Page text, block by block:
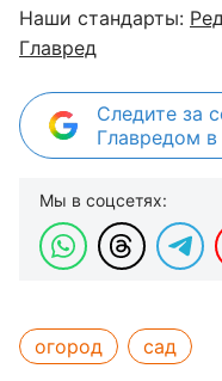
Наши стандарты:
Главред
Следите за
Главредом в
Мы в соцсетях:
огород сад